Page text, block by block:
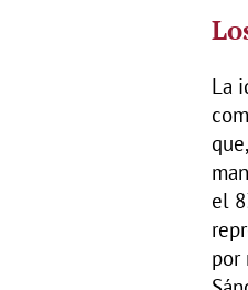
La
el
por